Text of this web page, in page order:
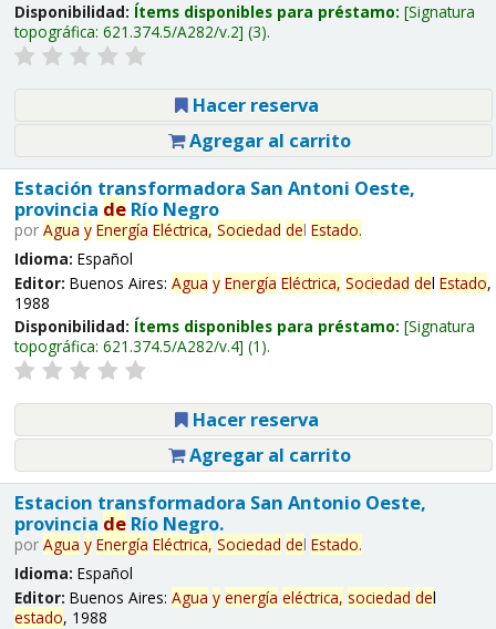
Disponibilidad: Ítems disponibles para préstamo: Signatura
topográfica: 621.374.5/A282/v.2 (3).
Hacer reserva
Agregar al carrito
Estación transformadora San Antoni Oeste,
provincia deRío Negro
por Agua y Energía Eléctrica, Sociedad del Estado.
Idioma: Español
Editor: Buenos Aires: Agua y Energía Eléctrica, Sociedad del Estado,
1988
Disponibilidad: Ítems disponibles para préstamo: Signatura
topográfica: 621.374.5/A282/v.4 (1).
Hacer reserva
Agregar al carrito
Estacion transformadora San Antonio Oeste,
provincia deRío Negro.
por Agua y Energía Eléctrica, Sociedad del Estado.
Idioma: Español
Editor: Buenos Aires: Agua y energía eléctrica, sociedad del
estado, 1988